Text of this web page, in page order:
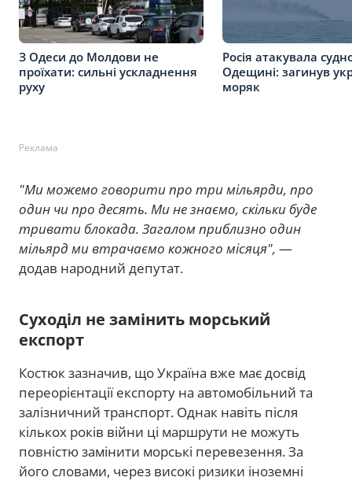
З Одеси до Молдови не
проїхати: сильні ускладнення
руху
Росія атакувала
Одещині: загинув
моряк
Реклама
"Ми можемо говорити про три мільярди, про
один чи про десять. Ми не знаємо, скільки буде
тривати блокада. Загалом приблизно один
мільярд ми втрачаємо кожного місяця", —
додав народний депутат.
Суходіл не замінить морський
експорт
Костюк зазначив, що Україна вже має досвід
переорієнтації експорту на автомобільний та
залізничний транспорт. Однак навіть після
кількох років війни ці маршрути не можуть
повністю замінити морські перевезення. За
його словами, через високі ризики іноземні